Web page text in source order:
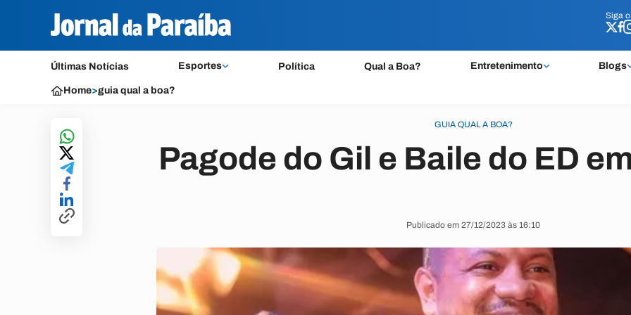
Siga o
Últimas Notícias Esportes Política Qual a Boa? Entretenimento Blogs
Siga o
Home>guia qual a boa?
GUIA QUAL A BOA?
Pagode do Gil e Baile do ED
Publicado em 27/12/2023 às 16:10